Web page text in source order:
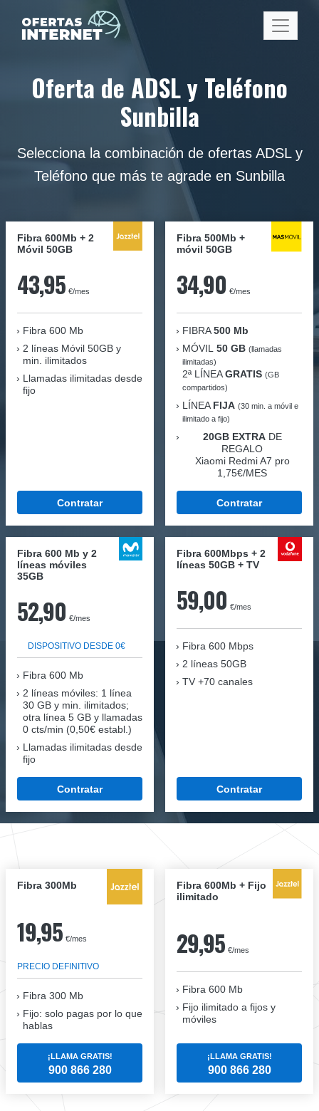
Oferta de ADSL y Teléfono
Sunbilla
Selecciona la combinación de ofertas ADSL y
Teléfono que más te agrade en Sunbilla
Fibra 600Mb + 2
Móvil 50GB
43,95 €/mes
Fibra 600 Mb
2 líneas Móvil 50GB y
min. ilimitados
Llamadas ilimitadas desde
fijo
Contratar
Fibra 500Mb +
móvil 50GB
34,90 €/mes
FIBRA 500 Mb
MÓVIL 50 GB (llamadas
ilimitadas)
2ª LÍNEAGRATIS (GB
compartidos)
LÍNEA FIJA (30 min. a móvil e
ilimitado a fijo)
20GB EXTRADE
REGALO
Xiaomi Redmi A7 pro
1,75€/MES
Contratar
Fibra 600 Mb y 2
líneas móviles
35GB
52,90 €/mes
DISPOSITIVO DESDE 0€
Fibra 600 Mb
2 líneas móviles: 1 línea
30 GB y min. ilimitados;
otra línea 5 GB y llamadas
0 cts/min (0,50€ establ.)
Llamadas ilimitadas desde
fijo
Contratar
Fibra 600Mbps + 2
líneas 50GB + TV
59,00 €/mes
Fibra 600 Mbps
2 líneas 50GB
TV +70 canales
Contratar
Fibra 300Mb
19,95 €/mes
PRECIO DEFINITIVO
Fibra 300 Mb
Fijo: solo pagas por lo que
hablas
¡LLAMA GRATIS!
900 866 280
Fibra 600Mb + Fijo
ilimitado
29,95 €/mes
Fibra 600 Mb
Fijo ilimitado a fijos y
móviles
¡LLAMA GRATIS!
900 866 280